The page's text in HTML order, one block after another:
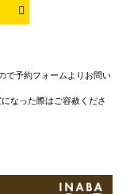
で予約フォームよりお問い
なった際はご容赦くださ